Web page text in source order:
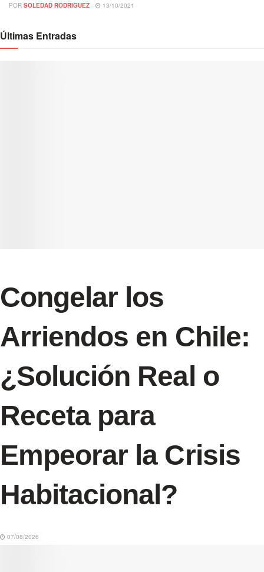
POR SOLEDAD RODRIGUEZ 13/10/2021
Últimas Entradas
Congelar los
Arriendos en Chile:
¿Solución Real o
Receta para
Empeorar la Crisis
Habitacional?
07/08/2026